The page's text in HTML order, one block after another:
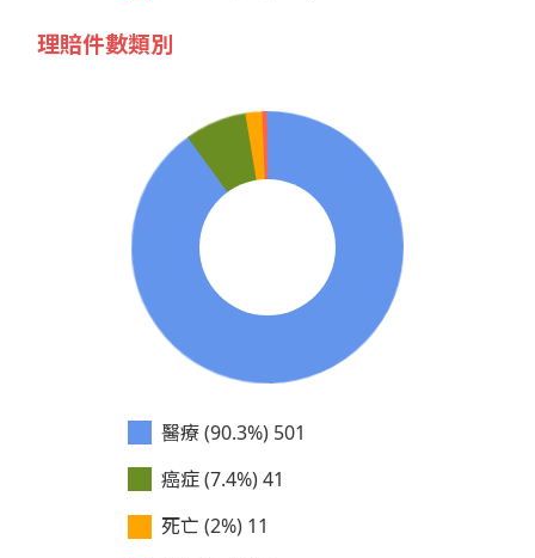
理賠件數類別
醫療 (90.3%) 501
癌症 (7.4%) 41
死亡 (2%) 11